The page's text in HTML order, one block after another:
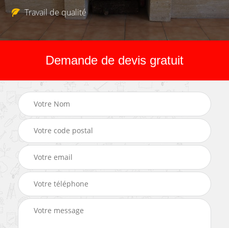
Travail de qualité
Demande de devis gratuit